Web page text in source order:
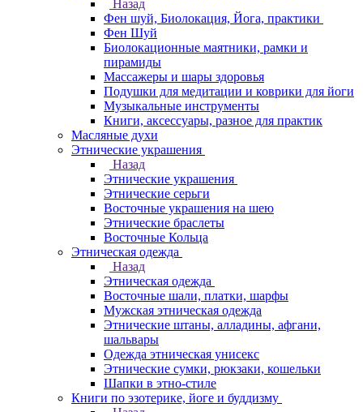
Назад
Фен шуй, Биолокация, Йога, практики
Фен Шуй
Биолокационные маятники, рамки и
пирамиды
Массажеры и шары здоровья
Подушки для медитации и коврики для йоги
Музыкальные инструменты
Книги, аксессуары, разное для практик
Масляные духи
Этнические украшения
Назад
Этнические украшения
Этнические серьги
Восточные украшения на шею
Этнические браслеты
Восточные Кольца
Этническая одежда
Назад
Этническая одежда
Восточные шали, платки, шарфы
Мужская этническая одежда
Этнические штаны, алладины, афгани,
шальвары
Одежда этническая унисекс
Этнические сумки, рюкзаки, кошельки
Шапки в этно-стиле
Книги по эзотерике, йоге и буддизму